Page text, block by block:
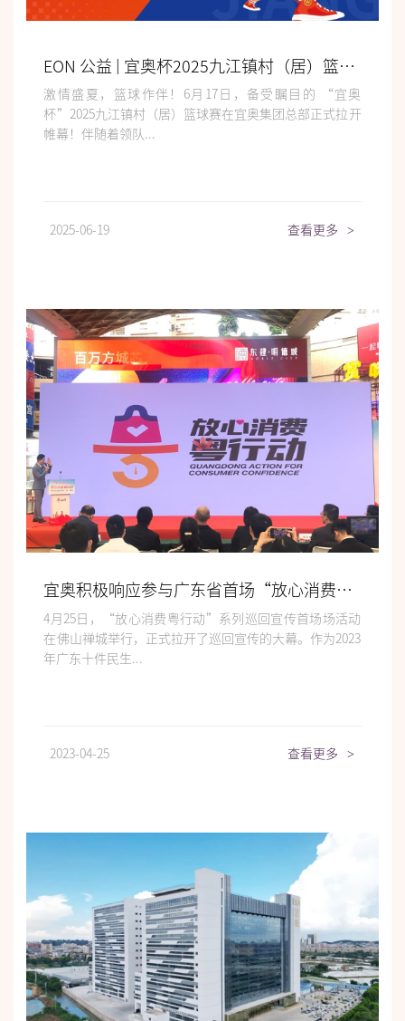
EON 公益 | 宜奥杯2025九江镇村（居）篮球赛热血启幕！
激情盛夏，篮球作伴！6月17日，备受瞩目的 “宜奥
杯”2025九江镇村（居）篮球赛在宜奥集团总部正式拉开
帷幕！伴随着领队...
2025-06-19 查看更多 >
宜奥积极响应参与广东省首场“放心消费粤行动”巡回宣传活动！
4月25日，“放心消费粤行动”系列巡回宣传首场场活动
在佛山禅城举行，正式拉开了巡回宣传的大幕。作为2023
年广东十件民生...
2023-04-25 查看更多 >